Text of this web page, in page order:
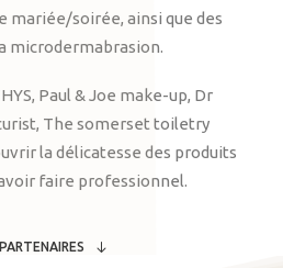
mariée/soirée, ainsi que des
microdermabrasion.
Paul & Joe make-up, Dr
The somerset toiletry
la délicatesse des produits
faire professionnel.